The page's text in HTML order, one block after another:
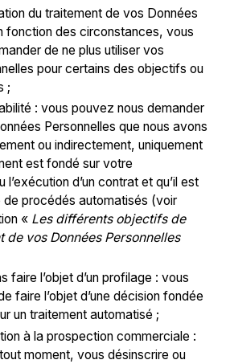
du traitement de vos Données
fonction des circonstances, vous
de ne plus utiliser vos
pour certains des objectifs ou
;
: vous pouvez nous demander
Personnelles que nous avons
ou indirectement, uniquement
est fondé sur votre
d’un contrat et qu’il est
procédés automatisés (voir
«Les différents objectifs de
de vos Données Personnelles
faire l’objet d’un profilage : vous
faire l’objet d’une décision fondée
un traitement automatisé ;
à la prospection commerciale :
moment, vous désinscrire ou